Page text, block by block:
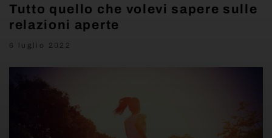
Tutto quello che volevi sapere sulle
relazioni aperte
6 luglio 2022